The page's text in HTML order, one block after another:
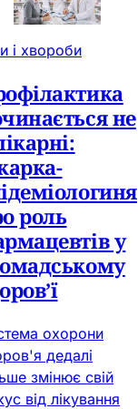
і хвороби
не
роль
у
охорони
дедалі
змінює свій
від лікування